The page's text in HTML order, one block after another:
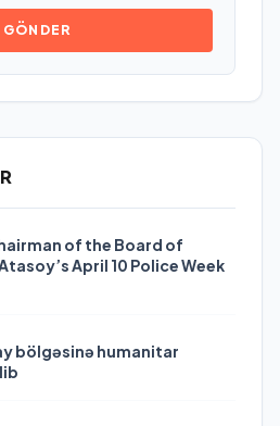
GÖNDER
of the Board of
April 10 Police Week
bölgəsinə humanitar